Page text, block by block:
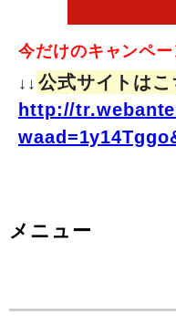
今だけのキャンペー
↓↓ 公式サイトはこ
http://
メニュー